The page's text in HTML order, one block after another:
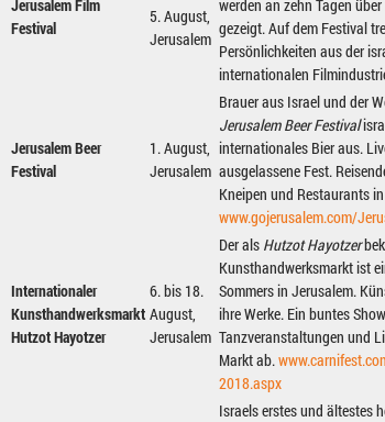
Jerusalem Film
Festival
5. August,
Jerusalem
werden an zehn Tagen
gezeigt. Auf dem Festival
Persönlichkeiten aus der
internationalen
Jerusalem Beer
Festival
1. August,
Jerusalem
Brauer aus Israel und der
Jerusalem Beer Festival
internationales Bier aus.
ausgelassene Fest.
Kneipen und Restaurants
www.gojerusalem.com/
Internationaler
Kunsthandwerksmarkt
Hutzot Hayotzer
6. bis 18.
August,
Jerusalem
Der als Hutzot Hayotzer
Kunsthandwerksmarkt ist
Sommers in Jerusalem.
ihre Werke. Ein buntes
Tanzveranstaltungen und
Markt ab.
2018.aspx
Israels erstes und ältestes